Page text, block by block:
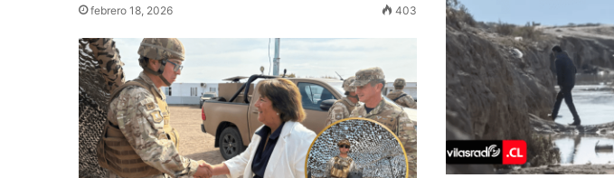
febrero 18, 2026 403